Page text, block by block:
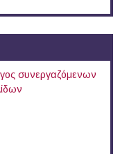
συνεργαζόμενων